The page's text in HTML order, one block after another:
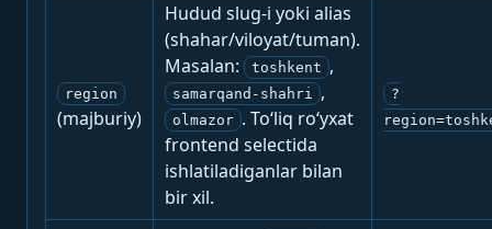
region
(majburiy)
Hudud slug-i yoki alias
(shahar/viloyat/tuman).
Masalan:
toshkent ,
samarqand-shahri ,
olmazor . To‘liq ro‘yxat
frontend selectida
ishlatiladiganlar bilan
bir xil.
?